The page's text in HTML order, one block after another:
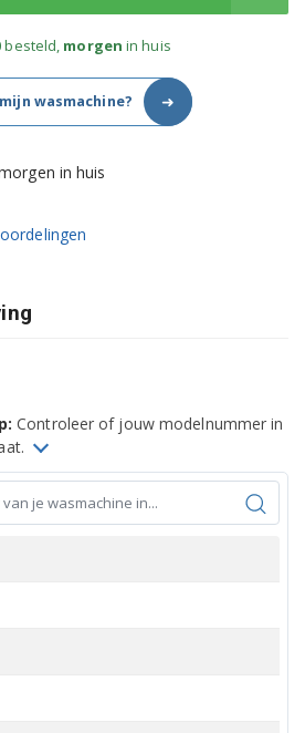
besteld, morgen in huis
wasmachine? ➜
in huis
Controleer of jouw modelnummer in